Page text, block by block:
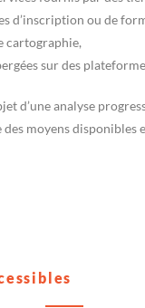
d’inscription ou de
cartographie,
sur des
d’une analyse
moyens disponibles